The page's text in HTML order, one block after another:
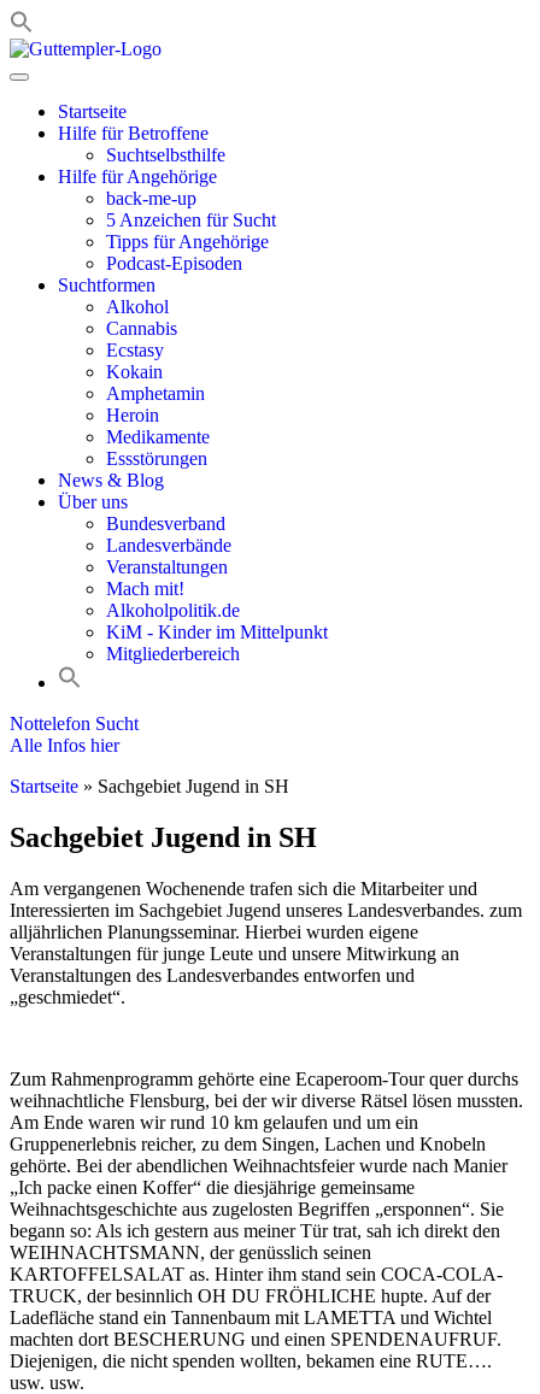
Zum
Inhalt
Startseite
Hilfe für Betroffene
Suchtselbsthilfe
Hilfe für Angehörige
back-me-up
5 Anzeichen für Sucht
Tipps für Angehörige
Podcast-Episoden
Suchtformen
Alkohol
Cannabis
Ecstasy
Kokain
Amphetamin
Heroin
Medikamente
Essstörungen
News & Blog
Über uns
Bundesverband
Landesverbände
Veranstaltungen
Mach mit!
Alkoholpolitik.de
KiM - Kinder im Mittelpunkt
Mitgliederbereich
Nottelefon Sucht
Alle Infos hier
Startseite » Sachgebiet Jugend in SH
Sachgebiet Jugend in SH
Am vergangenen Wochenende trafen sich die Mitarbeiter und
Interessierten im Sachgebiet Jugend unseres Landesverbandes. zum
alljährlichen Planungsseminar. Hierbei wurden eigene
Veranstaltungen für junge Leute und unsere Mitwirkung an
Veranstaltungen des Landesverbandes entworfen und
„geschmiedet“.
Zum Rahmenprogramm gehörte eine Ecaperoom-Tour quer durchs
weihnachtliche Flensburg, bei der wir diverse Rätsel lösen mussten.
Am Ende waren wir rund 10 km gelaufen und um ein
Gruppenerlebnis reicher, zu dem Singen, Lachen und Knobeln
gehörte. Bei der abendlichen Weihnachtsfeier wurde nach Manier
„Ich packe einen Koffer“ die diesjährige gemeinsame
Weihnachtsgeschichte aus zugelosten Begriffen „ersponnen“. Sie
begann so: Als ich gestern aus meiner Tür trat, sah ich direkt den
WEIHNACHTSMANN, der genüsslich seinen
KARTOFFELSALAT as. Hinter ihm stand sein COCA-COLA-
TRUCK, der besinnlich OH DU FRÖHLICHE hupte. Auf der
Ladefläche stand ein Tannenbaum mit LAMETTA und Wichtel
machten dort BESCHERUNG und einen SPENDENAUFRUF.
Diejenigen, die nicht spenden wollten, bekamen eine RUTE….
usw. usw.